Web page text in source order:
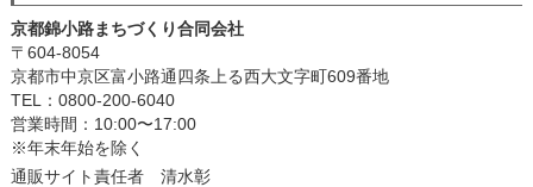
京都錦小路まちづくり合同会社
〒604-8054
京都市中京区富小路通四条上る西大文字町609番地
TEL：0800-200-6040
営業時間：10:00〜17:00
※年末年始を除く
通販サイト責任者 清水彰